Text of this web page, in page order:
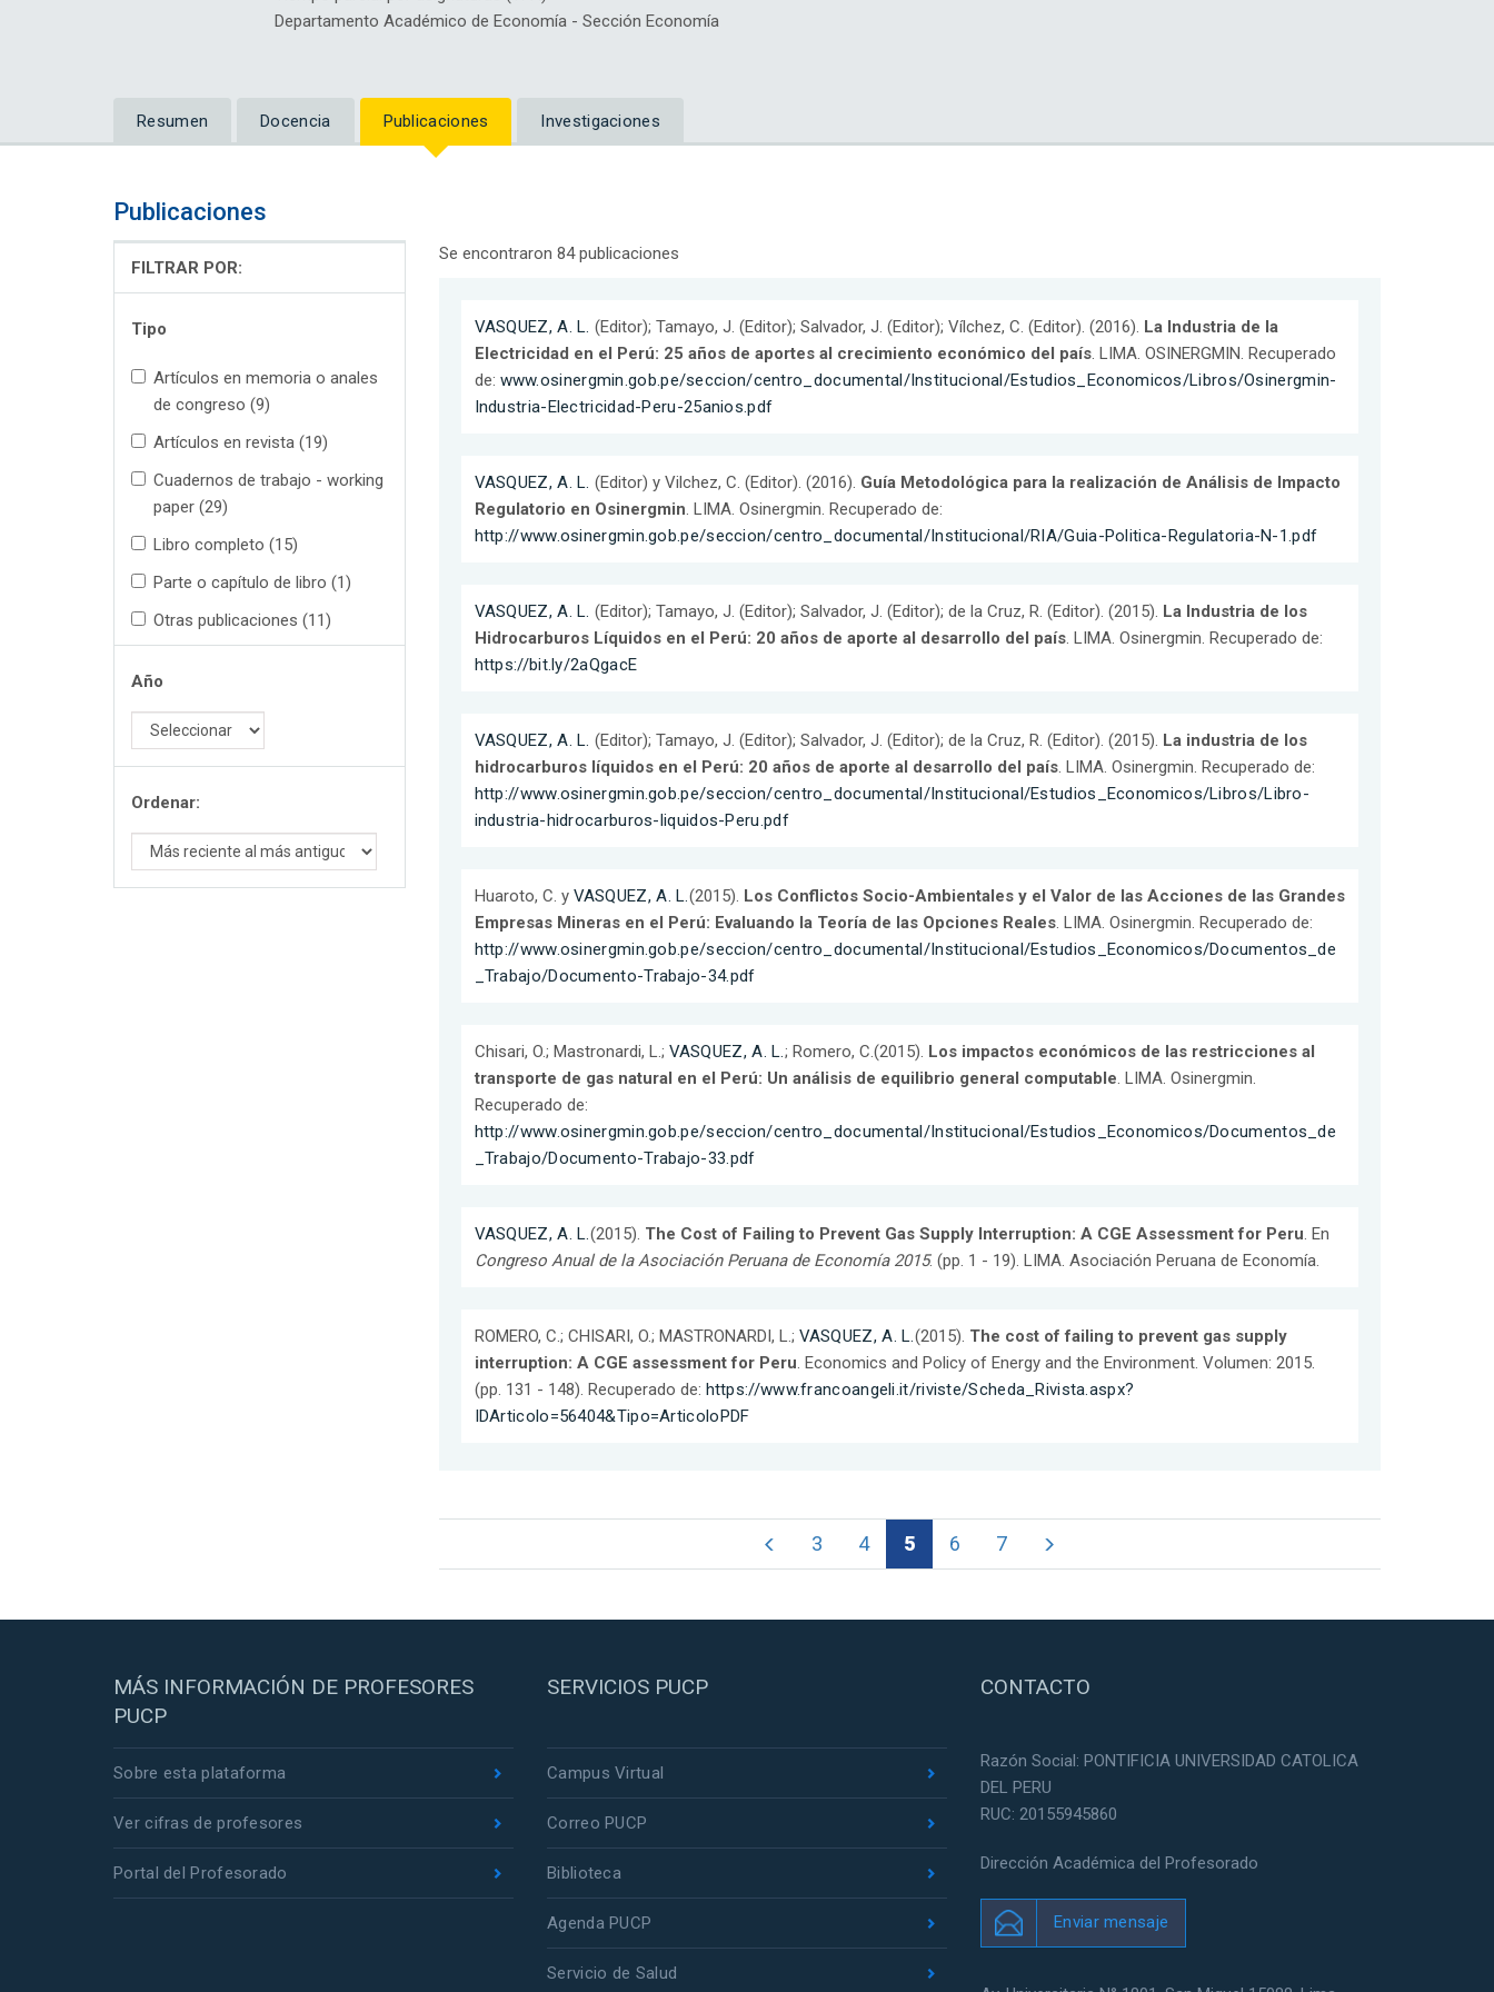
Departamento Académico de Economía - Sección Economía
Resumen Docencia Publicaciones Investigaciones
Publicaciones
FILTRAR POR:
Tipo
Artículos en memoria o anales
de congreso (9)
Artículos en revista (19)
Cuadernos de trabajo - working
paper (29)
Libro completo (15)
Parte o capítulo de libro (1)
Otras publicaciones (11)
Año
Ordenar:
Se encontraron 84 publicaciones
VASQUEZ, A. L. (Editor); Tamayo, J. (Editor); Salvador, J. (Editor); Vílchez, C. (Editor). (2016). La Industria de la
Electricidad en el Perú: 25 años de aportes al crecimiento económico del país. LIMA. OSINERGMIN. Recuperado
de: www.osinergmin.gob.pe/seccion/centro_documental/Institucional/Estudios_Economicos/Libros/Osinergmin-
Industria-Electricidad-Peru-25anios.pdf
VASQUEZ, A. L. (Editor) y Vilchez, C. (Editor). (2016). Guía Metodológica para la realización de Análisis de Impacto
Regulatorio en Osinergmin. LIMA. Osinergmin. Recuperado de:
http://www.osinergmin.gob.pe/seccion/centro_documental/Institucional/RIA/Guia-Politica-Regulatoria-N-1.pdf
VASQUEZ, A. L. (Editor); Tamayo, J. (Editor); Salvador, J. (Editor); de la Cruz, R. (Editor). (2015). La Industria de los
Hidrocarburos Líquidos en el Perú: 20 años de aporte al desarrollo del país. LIMA. Osinergmin. Recuperado de:
https://bit.ly/2aQgacE
VASQUEZ, A. L. (Editor); Tamayo, J. (Editor); Salvador, J. (Editor); de la Cruz, R. (Editor). (2015). La industria de los
hidrocarburos líquidos en el Perú: 20 años de aporte al desarrollo del país. LIMA. Osinergmin. Recuperado de:
http://www.osinergmin.gob.pe/seccion/centro_documental/Institucional/Estudios_Economicos/Libros/Libro-
industria-hidrocarburos-liquidos-Peru.pdf
Huaroto, C. y VASQUEZ, A. L.(2015). Los Conflictos Socio-Ambientales y el Valor de las Acciones de las Grandes
Empresas Mineras en el Perú: Evaluando la Teoría de las Opciones Reales. LIMA. Osinergmin. Recuperado de:
http://www.osinergmin.gob.pe/seccion/centro_documental/Institucional/Estudios_Economicos/Documentos_de
_Trabajo/Documento-Trabajo-34.pdf
Chisari, O.; Mastronardi, L.; VASQUEZ, A. L.; Romero, C.(2015). Los impactos económicos de las restricciones al
transporte de gas natural en el Perú: Un análisis de equilibrio general computable. LIMA. Osinergmin.
Recuperado de:
http://www.osinergmin.gob.pe/seccion/centro_documental/Institucional/Estudios_Economicos/Documentos_de
_Trabajo/Documento-Trabajo-33.pdf
VASQUEZ, A. L.(2015). The Cost of Failing to Prevent Gas Supply Interruption: A CGE Assessment for Peru. En
Congreso Anual de la Asociación Peruana de Economía 2015. (pp. 1 - 19). LIMA. Asociación Peruana de Economía.
ROMERO, C.; CHISARI, O.; MASTRONARDI, L.; VASQUEZ, A. L.(2015). The cost of failing to prevent gas supply
interruption: A CGE assessment for Peru. Economics and Policy of Energy and the Environment. Volumen: 2015.
(pp. 131 - 148). Recuperado de: https://www.francoangeli.it/riviste/Scheda_Rivista.aspx?
IDArticolo=56404&Tipo=ArticoloPDF
3 4 5 6 7
MÁS INFORMACIÓN DE PROFESORES
PUCP
Sobre esta plataforma
Ver cifras de profesores
Portal del Profesorado
SERVICIOS PUCP
Campus Virtual
Correo PUCP
Biblioteca
Agenda PUCP
Servicio de Salud
CONTACTO
Razón Social: PONTIFICIA UNIVERSIDAD CATOLICA
DEL PERU
RUC: 20155945860
Dirección Académica del Profesorado
Enviar mensaje